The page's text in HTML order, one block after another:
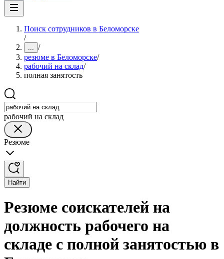
Поиск сотрудников в Беломорске
/
... /
резюме в Беломорске/
рабочий на склад/
полная занятость
рабочий на склад
Резюме
Найти
Резюме соискателей на
должность рабочего на
складе с полной занятостью в